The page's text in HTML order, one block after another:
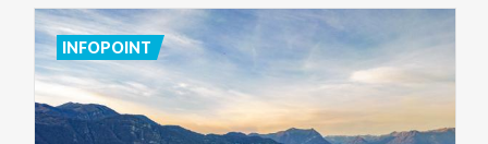
INFOPOINT